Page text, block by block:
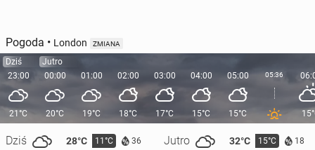
Pogoda • London ZMIANA
Dziś
23:00
21°C
Dziś 28°C 11°C 36 Jutro 32°C 15°C 18
Jutro
00:00
20°C
01:00
19°C
02:00
18°C
03:00
17°C
04:00
15°C
05:00
15°C
05:36